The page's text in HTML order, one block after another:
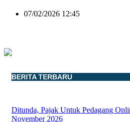
07/02/2026 12:45
BERITA TERBARU
Ditunda, Pajak Untuk Pedagang
November 2026